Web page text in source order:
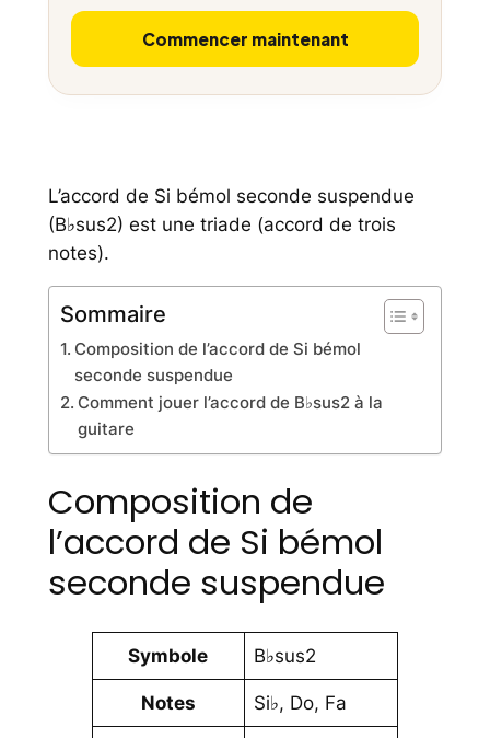
Commencer maintenant
L’accord de Si bémol seconde suspendue
(B♭sus2) est une triade (accord de trois
notes).
Sommaire
Composition de l’accord de Si bémol
seconde suspendue
Comment jouer l’accord de B♭sus2 à la
guitare
Composition de
l’accord de Si bémol
seconde suspendue
Symbole B♭sus2
Notes Si♭, Do, Fa